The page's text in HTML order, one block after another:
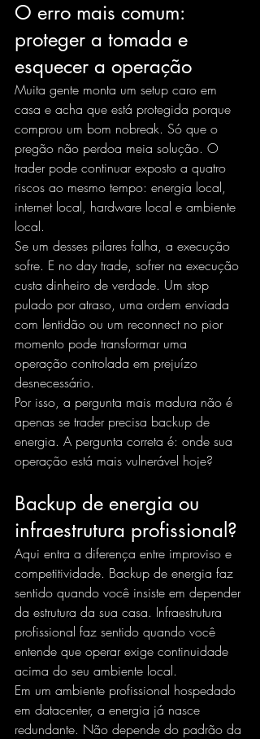
O erro mais comum:
proteger a tomada e
esquecer a operação
Muita gente monta um setup caro em
casa e acha que está protegida porque
comprou um bom nobreak. Só que o
pregão não perdoa meia solução. O
trader pode continuar exposto a quatro
riscos ao mesmo tempo: energia local,
internet local, hardware local e ambiente
local.
Se um desses pilares falha, a execução
sofre. E no day trade, sofrer na execução
custa dinheiro de verdade. Um stop
pulado por atraso, uma ordem enviada
com lentidão ou um reconnect no pior
momento pode transformar uma
operação controlada em prejuízo
desnecessário.
Por isso, a pergunta mais madura não é
apenas se trader precisa backup de
energia. A pergunta correta é: onde sua
operação está mais vulnerável hoje?
Backup de energia ou
infraestrutura profissional?
Aqui entra a diferença entre improviso e
competitividade. Backup de energia faz
sentido quando você insiste em depender
da estrutura da sua casa. Infraestrutura
profissional faz sentido quando você
entende que operar exige continuidade
acima do seu ambiente local.
Em um ambiente profissional hospedado
em datacenter, a energia já nasce
redundante. Não depende do padrão da